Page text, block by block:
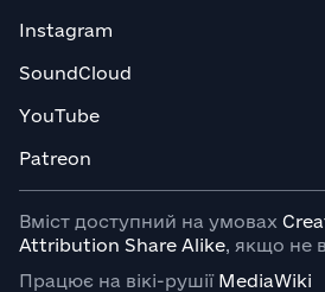
Instagram
SoundCloud
YouTube
Patreon
Вміст доступний на умовах
Attribution Share Alike, якщо не
Працює на вікі-рушії MediaWiki